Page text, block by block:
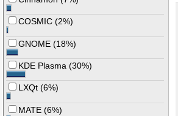
COSMIC (2%)
GNOME (18%)
KDE Plasma (30%)
LXQt (6%)
MATE (6%)